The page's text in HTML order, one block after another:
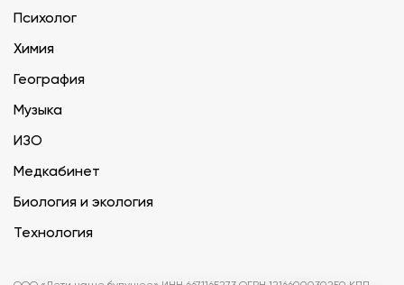
Психолог
Химия
География
Музыка
ИЗО
Медкабинет
Биология и экология
Технология